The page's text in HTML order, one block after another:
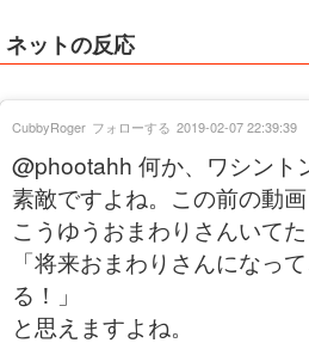
ネットの反応
@phootahh 何か、ワシント
素敵ですよね。この前の動画
こうゆうおまわりさんいて
「将来おまわりさんになっ
る！」
と思えますよね。
CubbyRoger フォローする 2019-02-07 22:39:39